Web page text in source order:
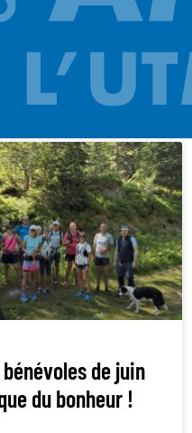
de juin
du bonheur !